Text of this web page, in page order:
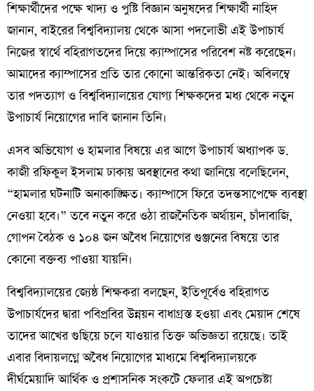
শিক্ষার্থীদের পক্ষে খাদ্য ও পুষ্টি বিজ্ঞান অনুষদের শিক্ষার্থী নাহিদ
জানান, বাইরের বিশ্ববিদ্যালয় থেকে আসা পদলোভী এই উপাচার্য
নিজের স্বার্থে বহিরাগতদের দিয়ে ক্যাম্পাসের পরিবেশ নষ্ট করেছেন।
আমাদের ক্যাম্পাসের প্রতি তার কোনো আন্তরিকতা নেই। অবিলম্বে
তার পদত্যাগ ও বিশ্ববিদ্যালয়ের যোগ্য শিক্ষকদের মধ্য থেকে নতুন
উপাচার্য নিয়োগের দাবি জানান তিনি।
​এসব অভিযোগ ও হামলার বিষয়ে এর আগে উপাচার্য অধ্যাপক ড.
কাজী রফিকুল ইসলাম ঢাকায় অবস্থানের কথা জানিয়ে বলেছিলেন,
“হামলার ঘটনাটি অনাকাঙ্ক্ষিত। ক্যাম্পাসে ফিরে তদন্তসাপেক্ষে ব্যবস্থা
নেওয়া হবে।” তবে নতুন করে ওঠা রাজনৈতিক অর্থায়ন, চাঁদাবাজি,
গোপন বৈঠক ও ১০৪ জন অবৈধ নিয়োগের গুঞ্জনের বিষয়ে তার
কোনো বক্তব্য পাওয়া যায়নি।
​বিশ্ববিদ্যালয়ের জ্যেষ্ঠ শিক্ষকরা বলছেন, ইতিপূর্বেও বহিরাগত
উপাচার্যদের দ্বারা পবিপ্রবির উন্নয়ন বাধাগ্রস্ত হওয়া এবং মেয়াদ শেষে
তাদের আখের গুছিয়ে চলে যাওয়ার তিক্ত অভিজ্ঞতা রয়েছে। তাই
এবার বিদায়লগ্নে অবৈধ নিয়োগের মাধ্যমে বিশ্ববিদ্যালয়কে
দীর্ঘমেয়াদি আর্থিক ও প্রশাসনিক সংকটে ফেলার এই অপচেষ্টা